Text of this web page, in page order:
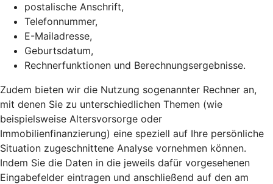
postalische Anschrift,
Telefonnummer,
E-Mailadresse,
Geburtsdatum,
Rechnerfunktionen und Berechnungsergebnisse.
Zudem bieten wir die Nutzung sogenannter Rechner an,
mit denen Sie zu unterschiedlichen Themen (wie
beispielsweise Altersvorsorge oder
Immobilienfinanzierung) eine speziell auf Ihre persönliche
Situation zugeschnittene Analyse vornehmen können.
Indem Sie die Daten in die jeweils dafür vorgesehenen
Eingabefelder eintragen und anschließend auf den am